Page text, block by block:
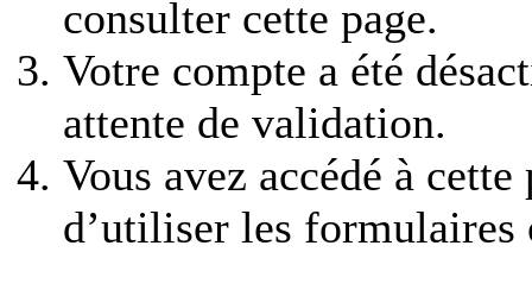
consulter cette page.
Votre compte a été
attente de validation.
Vous avez accédé à
d’utiliser les formulaires